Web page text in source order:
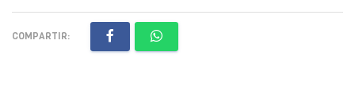
COMPARTIR: